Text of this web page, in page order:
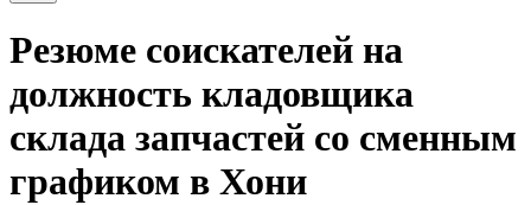
Резюме соискателей на
должность кладовщика
склада запчастей со сменным
графиком в Хони